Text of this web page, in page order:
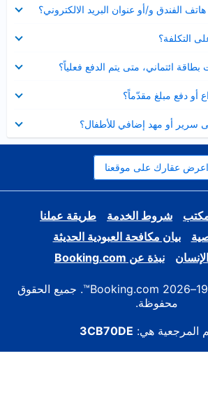
الفندق و/أو عنوان البريد الالكتروني؟
التكلفة؟
بطاقة ائتماني، متى يتم الدفع فعلياً؟
أو دفع مبلغ مقدّماً؟
أو مهد إضافي للأطفال؟
اعرض عقارك على موقعنا
شروط الخدمة
طريقة عملنا
بيان مكافحة العبودية الحديثة
نبذة عن Booking.com
حقوق النشر © 1996–2026 Booking.com™. جميع الحقوق
محفوظة.
المرجعية هي: 3CB70DE